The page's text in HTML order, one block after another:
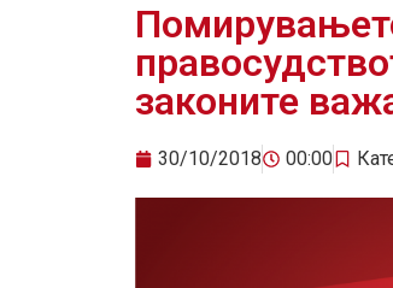
законите
30/10/2018 00:00